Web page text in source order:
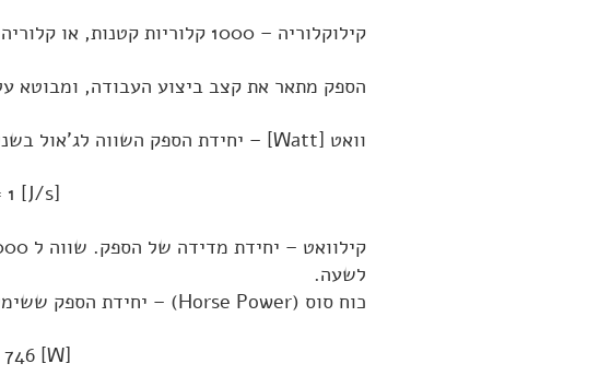
קילוקלוריה – 1000 קלוריות קטנות, או קלוריה גדולה.
הספק מתאר את קצב ביצוע העבודה, ומבוטא על
וואט [Watt] – יחידת הספק השווה לג'אול בשנייה. שווה ל 3.143 יחידות חום בריטיות לשעה.
1 [J/s]
לשעה.
כוח סוס (Horse Power) – יחידת הספק ששימשה בתקופות עתיקות:
[W]